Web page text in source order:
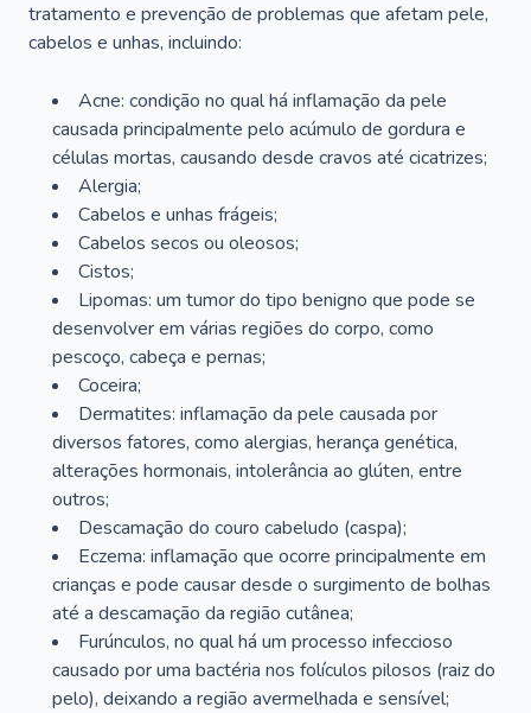
tratamento e prevenção de problemas que afetam pele,
cabelos e unhas, incluindo:
Acne: condição no qual há inflamação da pele
causada principalmente pelo acúmulo de gordura e
células mortas, causando desde cravos até cicatrizes;
Alergia;
Cabelos e unhas frágeis;
Cabelos secos ou oleosos;
Cistos;
Lipomas: um tumor do tipo benigno que pode se
desenvolver em várias regiões do corpo, como
pescoço, cabeça e pernas;
Coceira;
Dermatites: inflamação da pele causada por
diversos fatores, como alergias, herança genética,
alterações hormonais, intolerância ao glúten, entre
outros;
Descamação do couro cabeludo (caspa);
Eczema: inflamação que ocorre principalmente em
crianças e pode causar desde o surgimento de bolhas
até a descamação da região cutânea;
Furúnculos, no qual há um processo infeccioso
causado por uma bactéria nos folículos pilosos (raiz do
pelo), deixando a região avermelhada e sensível;